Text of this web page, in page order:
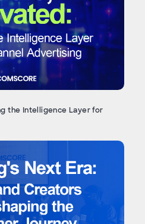
the Intelligence Layer for